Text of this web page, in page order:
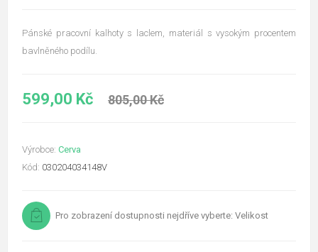
Pánské pracovní kalhoty s laclem, materiál s vysokým procentem
bavlněného podílu.
599,00 Kč 805,00 Kč
Výrobce: Cerva
Kód: 030204034148V
Pro zobrazení dostupnosti nejdříve vyberte: Velikost